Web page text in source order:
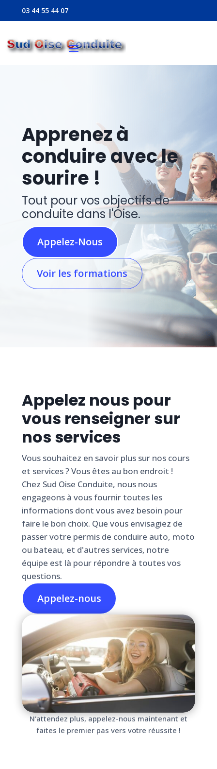
03 44 55 44 07
Apprenez à
conduire avec le
sourire !
Tout pour vos objectifs de
conduite dans l'Oise.
Appelez-Nous
Voir les formations
Appelez nous pour
vous renseigner sur
nos services
Vous souhaitez en savoir plus sur nos cours
et services ? Vous êtes au bon endroit !
Chez Sud Oise Conduite, nous nous
engageons à vous fournir toutes les
informations dont vous avez besoin pour
faire le bon choix. Que vous envisagiez de
passer votre permis de conduire auto, moto
ou bateau, et d'autres services, notre
équipe est là pour répondre à toutes vos
questions.
Appelez-nous
N'attendez plus, appelez-nous maintenant et
faites le premier pas vers votre réussite !